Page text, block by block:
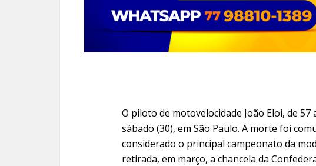
O piloto de motovelocidade João Eloi, de
sábado (30), em São Paulo. A morte foi
considerado o principal campeonato da
retirada, em março, a chancela da